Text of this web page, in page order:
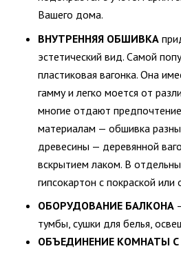
Вашего дома.
ВНУТРЕННЯЯ ОБШИВКА
эстетический вид. Самой
пластиковая вагонка. Она
гамму и легко моется от
многие отдают
материалам — обшивка
древесины — деревянной
вскрытием лаком. В
гипсокартон с покраской
ОБОРУДОВАНИЕ БАЛКОНА
тумбы, сушки для белья,
ОБЪЕДИНЕНИЕ КОМНАТЫ